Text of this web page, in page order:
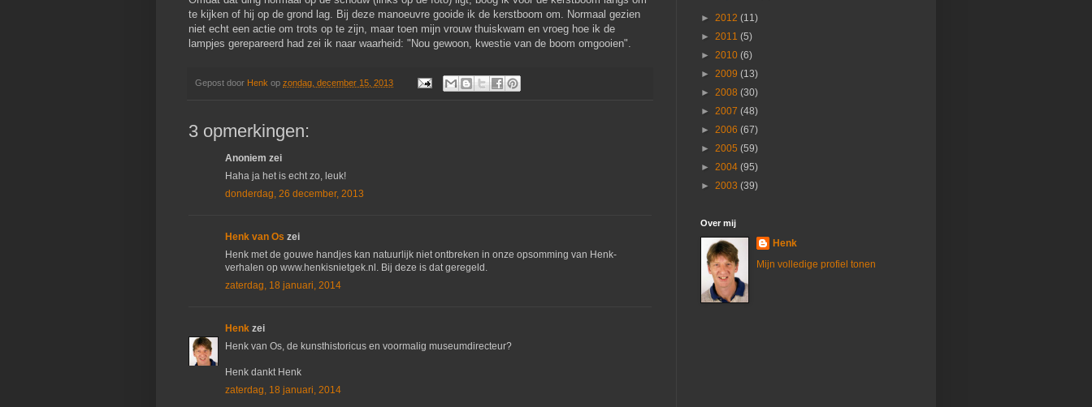
te kijken of hij op de grond lag. Bij deze manoeuvre gooide ik de kerstboom om. Normaal gezien
niet echt een actie om trots op te zijn, maar toen mijn vrouw thuiskwam en vroeg hoe ik de
lampjes gerepareerd had zei ik naar waarheid: "Nou gewoon, kwestie van de boom omgooien".
Gepost door Henk op zondag, december 15, 2013
3 opmerkingen:
Anoniem zei
Haha ja het is echt zo, leuk!
donderdag, 26 december, 2013
Henk van Os zei
Henk met de gouwe handjes kan natuurlijk niet ontbreken in onze opsomming van Henk-
verhalen op www.henkisnietgek.nl. Bij deze is dat geregeld.
zaterdag, 18 januari, 2014
Henk zei
Henk van Os, de kunsthistoricus en voormalig museumdirecteur?
Henk dankt Henk
zaterdag, 18 januari, 2014
► 2012 (11)
► 2011 (5)
► 2010 (6)
► 2009 (13)
► 2008 (30)
► 2007 (48)
► 2006 (67)
► 2005 (59)
► 2004 (95)
► 2003 (39)
Over mij
Henk
Mijn volledige profiel tonen